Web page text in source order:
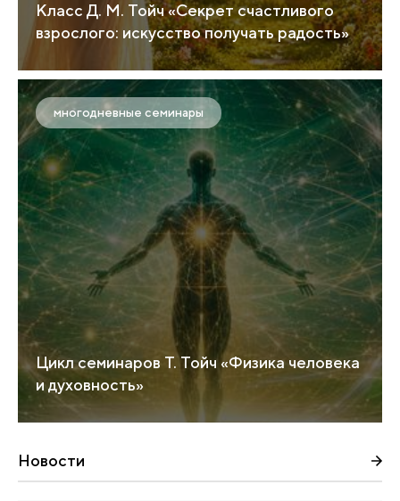
Класс Д. М. Тойч «Секрет счастливого
взрослого: искусство получать радость»
многодневные семинары
Цикл семинаров Т. Тойч «Физика человека
и духовность»
Новости